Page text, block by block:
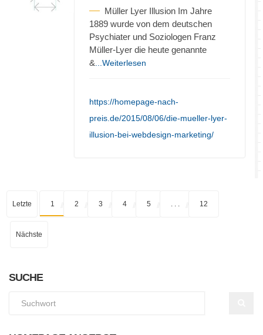
Müller Lyer Illusion Im Jahre
1889 wurde von dem deutschen
Psychiater und Soziologen Franz
Müller-Lyer die heute genannte
& ...Weiterlesen
https://homepage-nach-
preis.de/2015/08/06/die-mueller-lyer-
illusion-bei-webdesign-marketing/
Letzte 1 2 3 4 5 12
Nächste
SUCHE